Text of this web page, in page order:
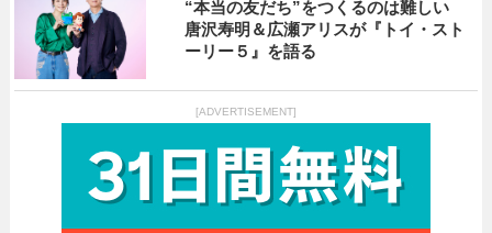
“本当の友だち”をつくるのは難しい
唐沢寿明＆広瀬アリスが『トイ・スト
ーリー５』を語る
[ADVERTISEMENT]